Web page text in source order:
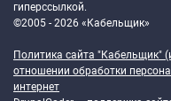
гиперссылкой.
©2005 - 2026 «Кабельщик»
Политика сайта "Кабельщик"
отношении обработки
интернет